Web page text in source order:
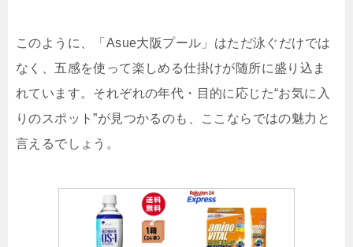
このように、「Asue大阪プール」はただ泳ぐだけでは
なく、五感を使って楽しめる仕掛けが随所に盛り込ま
れています。それぞれの年代・目的に応じた“お気に入
りのスポット”が見つかるのも、ここならではの魅力と
言えるでしょう。